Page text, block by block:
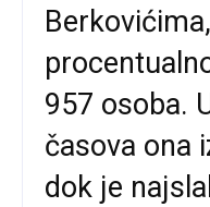
957 osoba.
časova ona
dok je